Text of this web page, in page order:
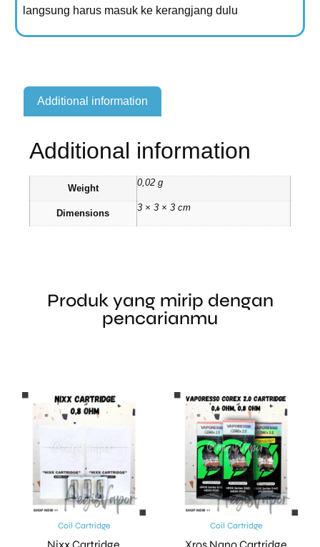
langsung harus masuk ke kerangjang dulu
Additional information
Additional information
Weight
0,02 g
Dimensions
3 × 3 × 3 cm
Produk yang mirip dengan
pencarianmu
Coil Cartridge Coil Cartridge